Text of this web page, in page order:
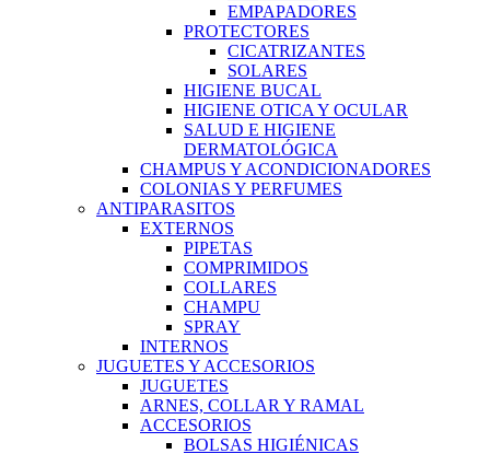
EMPAPADORES
PROTECTORES
CICATRIZANTES
SOLARES
HIGIENE BUCAL
HIGIENE OTICA Y OCULAR
SALUD E HIGIENE
DERMATOLÓGICA
CHAMPUS Y ACONDICIONADORES
COLONIAS Y PERFUMES
ANTIPARASITOS
EXTERNOS
PIPETAS
COMPRIMIDOS
COLLARES
CHAMPU
SPRAY
INTERNOS
JUGUETES Y ACCESORIOS
JUGUETES
ARNES, COLLAR Y RAMAL
ACCESORIOS
BOLSAS HIGIÉNICAS